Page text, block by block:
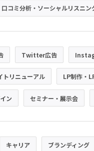
口コミ分析・ソーシャルリスニン
Twitter広告
トリニューアル LP制作・
ン セミナー・展示会
キャリア ブランディング